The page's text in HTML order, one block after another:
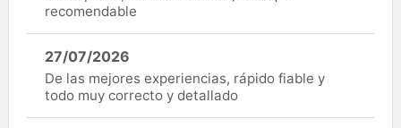
recomendable
27/07/2026
De las mejores experiencias, rápido fiable y
todo muy correcto y detallado